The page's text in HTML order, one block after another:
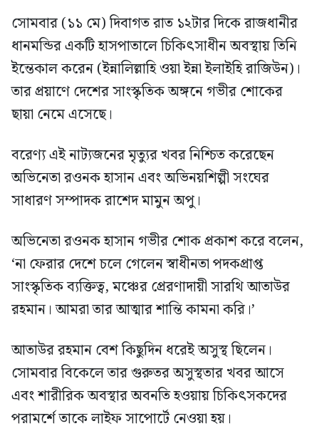
সোমবার (১১ মে) দিবাগত রাত ১২টার দিকে রাজধানীর
ধানমন্ডির একটি হাসপাতালে চিকিৎসাধীন অবস্থায় তিনি
ইন্তেকাল করেন (ইন্নালিল্লাহি ওয়া ইন্না ইলাইহি রাজিউন)।
তার প্রয়াণে দেশের সাংস্কৃতিক অঙ্গনে গভীর শোকের
ছায়া নেমে এসেছে।
বরেণ্য এই নাট্যজনের মৃত্যুর খবর নিশ্চিত করেছেন
অভিনেতা রওনক হাসান এবং অভিনয়শিল্পী সংঘের
সাধারণ সম্পাদক রাশেদ মামুন অপু।
অভিনেতা রওনক হাসান গভীর শোক প্রকাশ করে বলেন,
‘না ফেরার দেশে চলে গেলেন স্বাধীনতা পদকপ্রাপ্ত
সাংস্কৃতিক ব্যক্তিত্ব, মঞ্চের প্রেরণাদায়ী সারথি আতাউর
রহমান। আমরা তার আত্মার শান্তি কামনা করি।’
আতাউর রহমান বেশ কিছুদিন ধরেই অসুস্থ ছিলেন।
সোমবার বিকেলে তার গুরুতর অসুস্থতার খবর আসে
এবং শারীরিক অবস্থার অবনতি হওয়ায় চিকিৎসকদের
পরামর্শে তাকে লাইফ সাপোর্টে নেওয়া হয়।